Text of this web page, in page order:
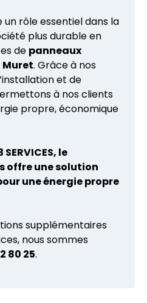
un rôle essentiel dans la
plus durable en
de panneaux
Muret. Grâce à nos
et de
à nos clients
propre, économique
le
offre une solution
une énergie propre
supplémentaires
nous sommes
80 25.